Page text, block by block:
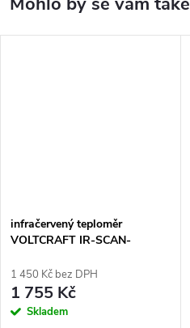
infračervený teploměr
VOLTCRAFT IR-SCAN-
+380 °C, pyrometr, skener
rosného bodu
1 450 Kč bez DPH
1 755 Kč
Skladem